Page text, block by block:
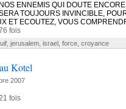
ENNEMIS QUI DOUTE
TOUJOURS INVINCIBLE,
ET ECOUTEZ, VOUS
fois
, jerusalem, israel, force, croyance
Kotel
2007
fois